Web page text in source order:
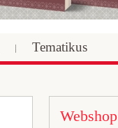
Tematikus
Webshop